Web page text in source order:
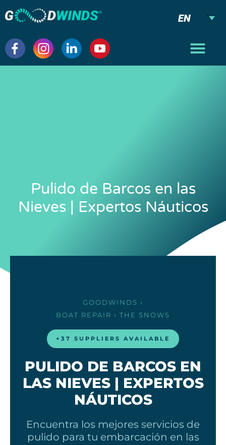
EN
Pulido de Barcos en las
Nieves | Expertos Náuticos
GOODWINDS ›
BOAT REPAIR › THE SNOWS
+37 SUPPLIERS AVAILABLE
PULIDO DE BARCOS EN
LAS NIEVES | EXPERTOS
NÁUTICOS
Encuentra los mejores servicios de
pulido para tu embarcación en las